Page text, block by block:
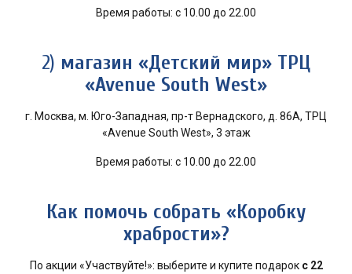
Время работы: с 10.00 до 22.00
2) магазин «Детский мир» ТРЦ
«Avenue South West»
г. Москва, м. Юго-Западная, пр-т Вернадского, д. 86А, ТРЦ
«Avenue South West», 3 этаж
Время работы: с 10.00 до 22.00
Как помочь собрать «Коробку
храбрости»?
По акции «Участвуйте!»: выберите и купите подарок с 22